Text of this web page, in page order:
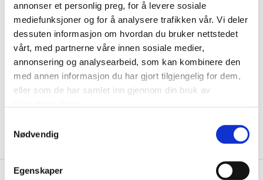
annonser et personlig preg, for å levere sosiale
mediefunksjoner og for å analysere trafikken vår. Vi deler
dessuten informasjon om hvordan du bruker nettstedet
vårt, med partnerne våre innen sosiale medier,
annonsering og analysearbeid, som kan kombinere den
med annen informasjon du har gjort tilgjengelig for dem,
eller som de har samlet inn gjennom din bruk av
Nødvendig
Egenskaper
Navn
Motiv
LEGG I HANDLEKURV KLIKK & HENT
Leveringstiden forlenges dersom produkter personaliseres.
Produkter med trykk kan ikke byttes eller returneres.
PRODUKTBESKRIVELSE